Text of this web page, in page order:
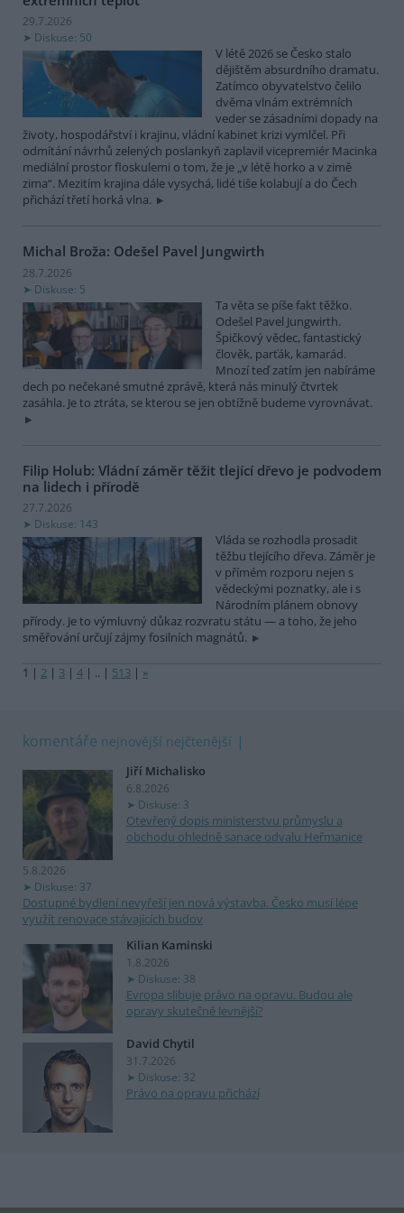
29.7.2026
Diskuse: 50
V létě 2026 se Česko stalo
dějištěm absurdního dramatu.
Zatímco obyvatelstvo čelilo
dvěma vlnám extrémních
veder se zásadními dopady na
životy, hospodářství i krajinu, vládní kabinet krizi vymlčel. Při
odmítání návrhů zelených poslankyň zaplavil vicepremiér Macinka
mediální prostor floskulemi o tom, že je „v létě horko a v zimě
zima“. Mezitím krajina dále vysychá, lidé tiše kolabují a do Čech
přichází třetí horká vlna.
Michal Broža: Odešel Pavel Jungwirth
28.7.2026
Diskuse: 5
Ta věta se píše fakt těžko.
Odešel Pavel Jungwirth.
Špičkový vědec, fantastický
člověk, parťák, kamarád.
Mnozí teď zatím jen nabíráme
dech po nečekané smutné zprávě, která nás minulý čtvrtek
zasáhla. Je to ztráta, se kterou se jen obtížně budeme vyrovnávat.
Filip Holub: Vládní záměr těžit tlející dřevo je podvodem
na lidech i přírodě
27.7.2026
Diskuse: 143
Vláda se rozhodla prosadit
těžbu tlejícího dřeva. Záměr je
v přímém rozporu nejen s
vědeckými poznatky, ale i s
Národním plánem obnovy
přírody. Je to výmluvný důkaz rozvratu státu — a toho, že jeho
směřování určují zájmy fosilních magnátů.
1 | 2 | 3 | 4 | .. | 513 | »
komentáře nejnovější nejčtenější
Jiří Michalisko
6.8.2026
Diskuse: 3
Otevřený dopis ministerstvu průmyslu a
obchodu ohledně sanace odvalu Heřmanice
5.8.2026
Diskuse: 37
Dostupné bydlení nevyřeší jen nová výstavba. Česko musí lépe
využít renovace stávajících budov
Kilian Kaminski
1.8.2026
Diskuse: 38
Evropa slibuje právo na opravu. Budou ale
opravy skutečně levnější?
David Chytil
31.7.2026
Diskuse: 32
Právo na opravu přichází